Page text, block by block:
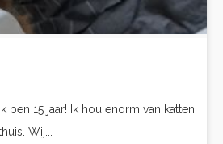
ben 15 jaar! Ik hou enorm van katten
Wij...